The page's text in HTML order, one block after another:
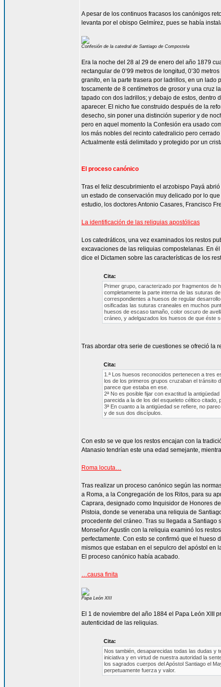
A pesar de los continuos fracasos los canónigos
levanta por el obispo Gelmírez, pues se había
Confesión de la catedral de Santiago de Compostela
Era la noche del 28 al 29 de enero del año 1879
rectangular de 0’99 metros de longitud, 0’30
granito, en la parte trasera por ladrillos, en un lado
toscamente de 8 centímetros de grosor y una cruz
tapado con dos ladrillos; y debajo de estos, dentro
aparecer. El nicho fue construido después de la
desecho, sin poner una distinción superior y de
pero en aquel momento la Confesión era usado
los más nobles del recinto catedralicio pero
Actualmente está delimitado y protegido por un
El proceso canónico
Tras el feliz descubrimiento el arzobispo Payá
un estado de conservación muy delicado por lo
estudio, los doctores Antonio Casares, Francisco
La identificación de las reliquias apostólicas
Los catedráticos, una vez examinados los restos
excavaciones de las reliquias compostelanas. En
dice el Dictamen sobre las características de los
Cita:
Primer grupo, caracterizado por fragmentos de
completamente la parte interna de las suturas
correspondientes a huesos de regular
osificadas las suturas craneales en muchos
huesos de escaso tamaño, color oscuro de
cráneo, y adelgazados los huesos de que éste
Tras abordar otra serie de cuestiones se ofreció la
Cita:
1.ª Los huesos reconocidos pertenecen a tres
los de los primeros grupos cruzaban el tránsito
parece que estaba en ese.
2ª No es posible fijar con exactitud la
parecida a la de los del esqueleto céltico
3ª En cuanto a la antigüedad se refiere, no
y de sus dos discípulos.
Con esto se ve que los restos encajan con la
Atanasio tendrían este una edad semejante,
Roma locuta…
Tras realizar un proceso canónico según las
a Roma, a la Congregación de los Ritos, para su
Caprara, designado como Inquisidor de Honores
Pistoia, donde se veneraba una reliquia de
procedente del cráneo. Tras su llegada a
Monseñor Agustín con la reliquia examinó los
perfectamente. Con esto se confirmó que el hueso
mismos que estaban en el sepulcro del apóstol en
El proceso canónico había acabado.
…causa finita
Papa León XIII
El 1 de noviembre del año 1884 el Papa León XIII
autenticidad de las reliquias.
Cita:
Nos también, desaparecidas todas las dudas y
iniciativa y en virtud de nuestra autoridad la
los sagrados cuerpos del Apóstol Santiago el
perpetuamente fuerza y valor.